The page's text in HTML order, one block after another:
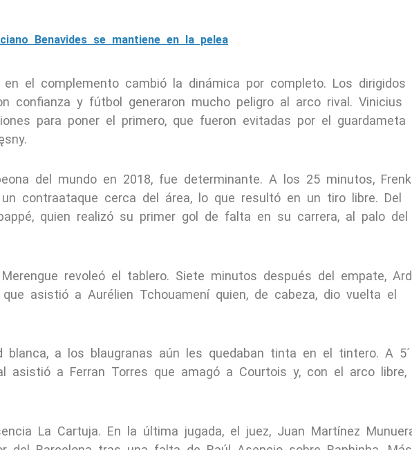
Benavides se mantiene en la pelea
en el complemento cambió la dinámica por completo. Los dirigidos
confianza y fútbol generaron mucho peligro al arco rival. Vinicius
para poner el primero, que fueron evitadas por el guardameta
del mundo en 2018, fue determinante. A los 25 minutos,
contraataque cerca del área, lo que resultó en un tiro libre. Del
quien realizó su primer gol de falta en su carrera, al palo del
revoleó el tablero. Siete minutos después del empate,
asistió a Aurélien Tchouamení quien, de cabeza, dio vuelta el
blanca, a los blaugranas aún les quedaban tinta en el tintero. A 5´
asistió a Ferran Torres que amagó a Courtois y, con el arco libre,
La Cartuja. En la última jugada, el juez, Juan Martínez